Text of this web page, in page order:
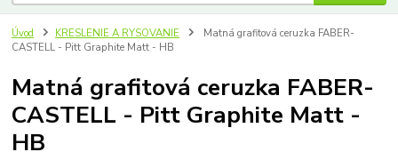
Úvod KRESLENIE A RYSOVANIE
Matná grafitová ceruzka FABER-
CASTELL - Pitt Graphite Matt - HB
Matná grafitová ceruzka FABER-
CASTELL - Pitt Graphite Matt -
HB